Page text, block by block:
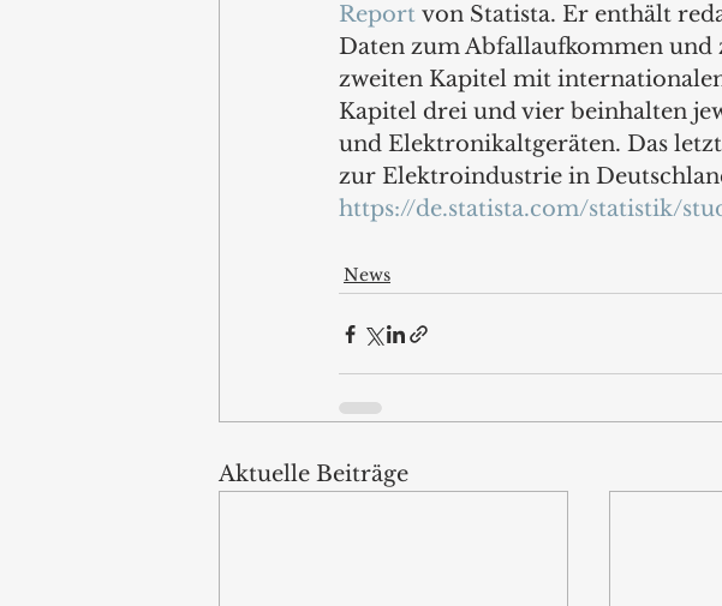
Report von Statista. Er enthält
Daten zum Abfallaufkommen
zweiten Kapitel mit
Kapitel drei und vier beinhalten
und Elektronikaltgeräten. Das
zur Elektroindustrie in
https://de.statista.com/statistik/
News
Aktuelle Beiträge